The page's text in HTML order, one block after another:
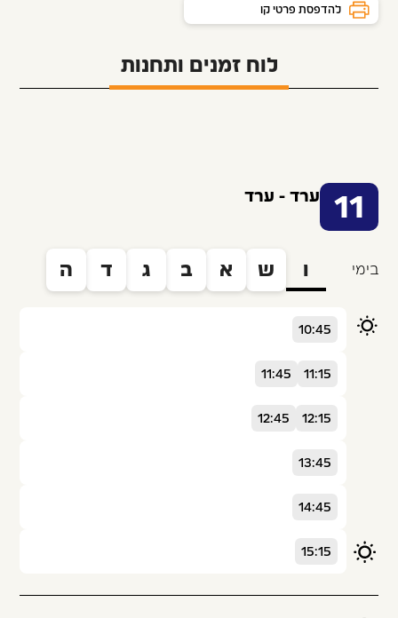
להדפסת פרטי קו
לוח זמנים ותחנות
11 ערד - ערד
בימי ו ש א ב ג ד ה
10:45
11:15
11:45
12:15
12:45
13:45
14:45
15:15